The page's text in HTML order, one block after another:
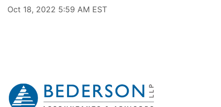
Oct 18, 2022 5:59 AM EST